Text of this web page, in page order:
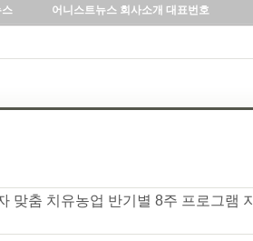
어니스트뉴스 회사소개 대표번호
맞춤 치유농업 반기별 8주 프로그램 지